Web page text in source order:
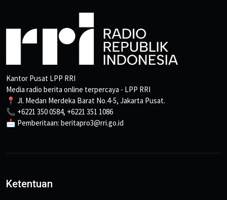
Kantor Pusat LPP RRI
Media radio berita online terpercaya - LPP RRI
📍 Jl. Medan Merdeka Barat No.4-5, Jakarta Pusat.
📞 +6221 350 0584, +6221 351 1086
📩 Pemberitaan: beritapro3@rri.go.id
Ketentuan